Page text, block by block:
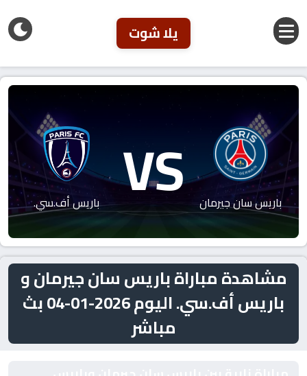
يلا شوت
باريس سان جيرمان VS باريس أف.سي.
مشاهدة مباراة باريس سان جيرمان و
باريس أف.سي. اليوم 2026-01-04 بث
مباشر